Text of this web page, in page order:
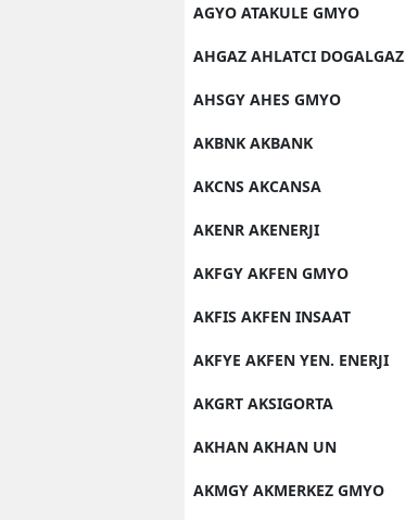
AGYO ATAKULE GMYO
AHGAZ AHLATCI DOGALGAZ
AHSGY AHES GMYO
AKBNK AKBANK
AKCNS AKCANSA
AKENR AKENERJI
AKFGY AKFEN GMYO
AKFIS AKFEN INSAAT
AKFYE AKFEN YEN. ENERJI
AKGRT AKSIGORTA
AKHAN AKHAN UN
AKMGY AKMERKEZ GMYO